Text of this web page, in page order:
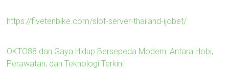
https://fivetenbike.com/slot-server-thailand-ijobet/
OKTO88 dan Gaya Hidup Bersepeda Modern: Antara Hobi,
Perawatan, dan Teknologi Terkini